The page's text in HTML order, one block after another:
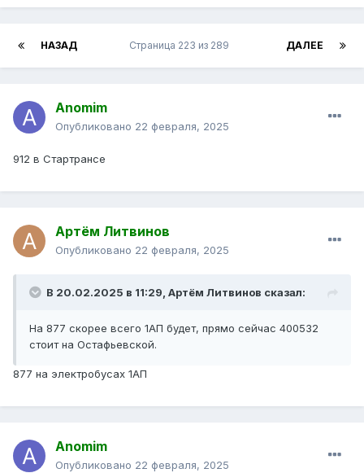
НАЗАД ДАЛЕЕ
Страница 223 из 289
Anomim
Опубликовано 22 февраля, 2025
912 в Стартрансе
Артём Литвинов
Опубликовано 22 февраля, 2025
В 20.02.2025 в 11:29, Артём Литвинов сказал:
На 877 скорее всего 1АП будет, прямо сейчас 400532
стоит на Остафьевской.
877 на электробусах 1АП
Anomim
Опубликовано 22 февраля, 2025